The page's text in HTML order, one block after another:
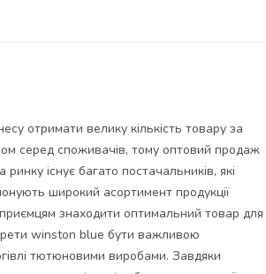
отримати велику кількість товару за
серед споживачів, тому оптовий продаж
існує багато постачальників, які
широкий асортимент продукції
знаходити оптимальний товар для
winston blue бути важливою
тютюновими виробами. Завдяки